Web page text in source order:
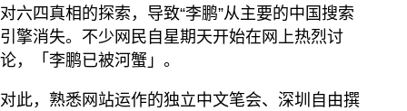
对六四真相的探索，导致“李鹏”从主要的中国搜索
引擎消失。不少网民自星期天开始在网上热烈讨
论，「李鹏已被河蟹」。
对此，熟悉网站运作的独立中文笔会、深圳自由撰